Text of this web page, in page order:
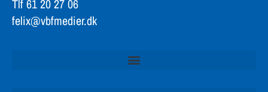
Felix Bekkersgaard Stark
Tlf 61 20 27 06